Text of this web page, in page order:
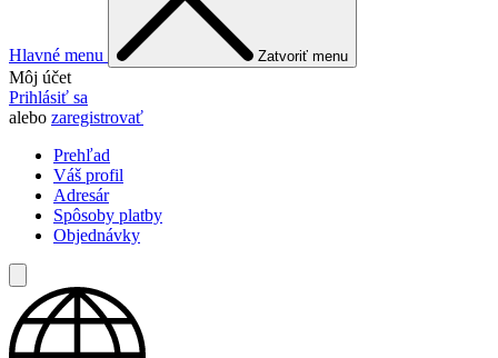
Hlavné menu Zatvoriť menu
Môj účet
Prihlásiť sa
alebo zaregistrovať
Prehľad
Váš profil
Adresár
Spôsoby platby
Objednávky